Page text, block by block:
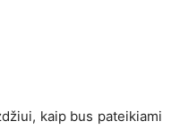
kaip bus pateikiami